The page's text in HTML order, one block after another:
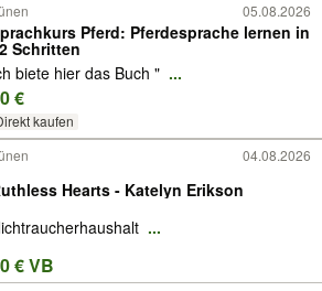
05.08.2026
Pferd: Pferdesprache lernen in
Schritten
biete hier das Buch " ...
€
kaufen
04.08.2026
Hearts - Katelyn Erikson
...
€ VB